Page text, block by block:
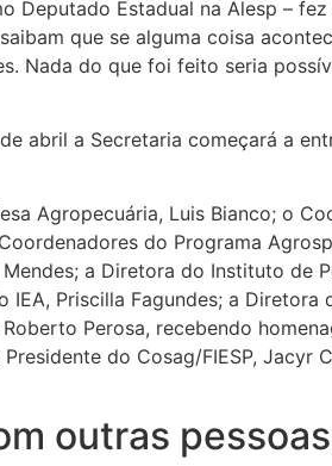
Estadual na Alesp –
que se alguma coisa
Nada do que foi feito seria
abril a Secretaria começará a
Agropecuária, Luis Bianco; o
do Programa
a Diretora do Instituto de
Priscilla Fagundes; a Diretora
Perosa, recebendo
do Cosag/FIESP, Jacyr
outras